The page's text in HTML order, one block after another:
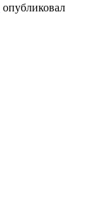
опубликовал